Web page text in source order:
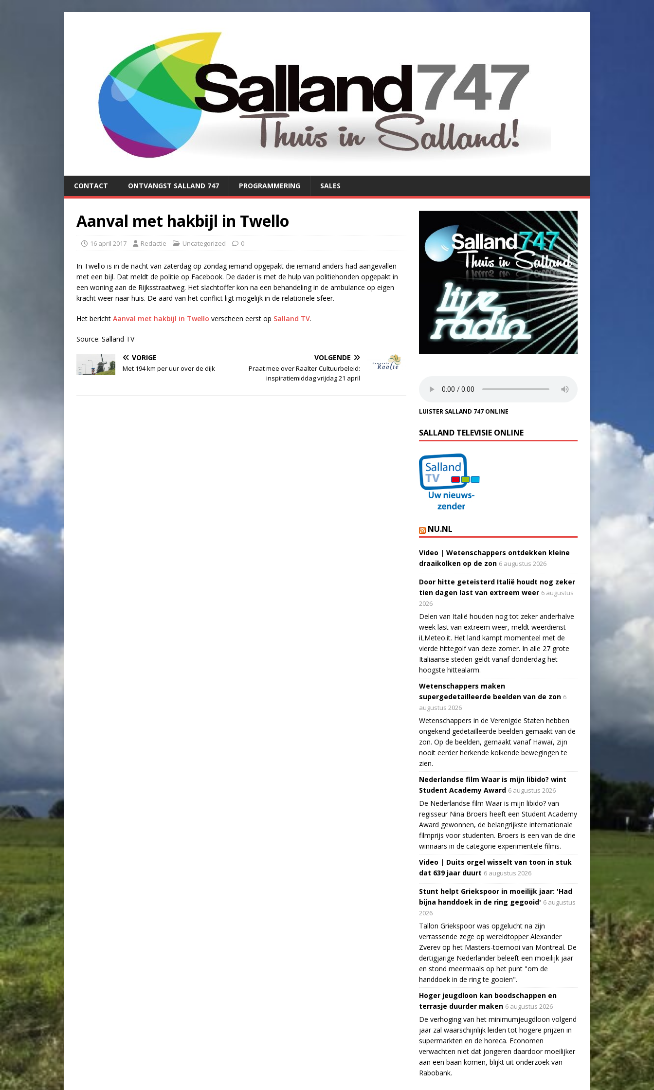
CONTACT ONTVANGST SALLAND 747 PROGRAMMERING SALES
Aanval met hakbijl in Twello
16 april 2017 Redactie Uncategorized 0
In Twello is in de nacht van zaterdag op zondag iemand opgepakt die iemand anders had aangevallen
met een bijl. Dat meldt de politie op Facebook. De dader is met de hulp van politiehonden opgepakt in
een woning aan de Rijksstraatweg. Het slachtoffer kon na een behandeling in de ambulance op eigen
kracht weer naar huis. De aard van het conflict ligt mogelijk in de relationele sfeer.
Het bericht Aanval met hakbijl in Twello verscheen eerst op Salland TV.
Source: Salland TV
VORIGE
Met 194 km per uur over de dijk
VOLGENDE
Praat mee over Raalter Cultuurbeleid:
inspiratiemiddag vrijdag 21 april
LUISTER SALLAND 747 ONLINE
SALLAND TELEVISIE ONLINE
NU.NL
Video | Wetenschappers ontdekken kleine
draaikolken op de zon 6 augustus 2026
Door hitte geteisterd Italië houdt nog zeker
tien dagen last van extreem weer 6 augustus
2026
Delen van Italië houden nog tot zeker anderhalve
week last van extreem weer, meldt weerdienst
iLMeteo.it. Het land kampt momenteel met de
vierde hittegolf van deze zomer. In alle 27 grote
Italiaanse steden geldt vanaf donderdag het
hoogste hittealarm.
Wetenschappers maken
supergedetailleerde beelden van de zon 6
augustus 2026
Wetenschappers in de Verenigde Staten hebben
ongekend gedetailleerde beelden gemaakt van de
zon. Op de beelden, gemaakt vanaf Hawaï, zijn
nooit eerder herkende kolkende bewegingen te
zien.
Nederlandse film Waar is mijn libido? wint
Student Academy Award 6 augustus 2026
De Nederlandse film Waar is mijn libido? van
regisseur Nina Broers heeft een Student Academy
Award gewonnen, de belangrijkste internationale
filmprijs voor studenten. Broers is een van de drie
winnaars in de categorie experimentele films.
Video | Duits orgel wisselt van toon in stuk
dat 639 jaar duurt 6 augustus 2026
Stunt helpt Griekspoor in moeilijk jaar: 'Had
bijna handdoek in de ring gegooid' 6 augustus
2026
Tallon Griekspoor was opgelucht na zijn
verrassende zege op wereldtopper Alexander
Zverev op het Masters-toernooi van Montreal. De
dertigjarige Nederlander beleeft een moeilijk jaar
en stond meermaals op het punt "om de
handdoek in de ring te gooien".
Hoger jeugdloon kan boodschappen en
terrasje duurder maken 6 augustus 2026
De verhoging van het minimumjeugdloon volgend
jaar zal waarschijnlijk leiden tot hogere prijzen in
supermarkten en de horeca. Economen
verwachten niet dat jongeren daardoor moeilijker
aan een baan komen, blijkt uit onderzoek van
Rabobank.